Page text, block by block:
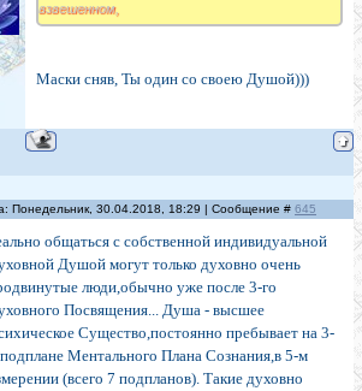
взвешенном,
Маски сняв, Ты один со своею Душой)))
Понедельник, 30.04.2018, 18:29 | Сообщение # 645
общаться с собственной индивидуальной
Душой могут только духовно очень
люди,обычно уже после 3-го
Посвящения... Душа - высшее
Существо,постоянно пребывает на 3-
Ментального Плана Сознания,в 5-м
(всего 7 подпланов). Такие духовно